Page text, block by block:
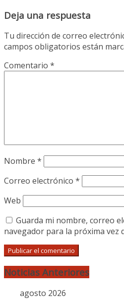
Deja una respuesta
Tu dirección de correo
campos obligatorios están
Comentario *
Nombre *
Correo electrónico *
Web
Guarda mi nombre, correo
navegador para la próxima vez
Noticias Anteriores
agosto 2026